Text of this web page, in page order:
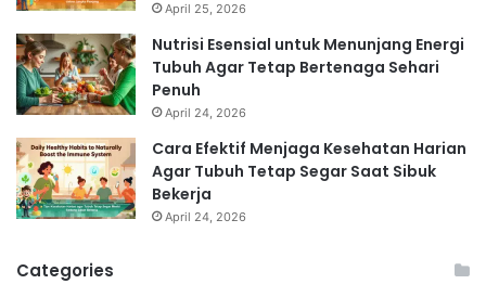
April 25, 2026
Nutrisi Esensial untuk Menunjang Energi
Tubuh Agar Tetap Bertenaga Sehari
Penuh
April 24, 2026
Cara Efektif Menjaga Kesehatan Harian
Agar Tubuh Tetap Segar Saat Sibuk
Bekerja
April 24, 2026
Categories